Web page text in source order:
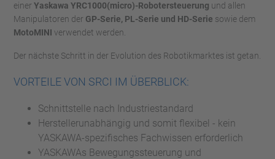
einer Yaskawa YRC1000(micro)-Robotersteuerung und allen
Manipulatoren der GP-Serie, PL-Serie und HD-Serie sowie dem
MotoMINI verwendet werden.
Der nächste Schritt in der Evolution des Robotikmarktes ist getan.
VORTEILE VON SRCI IM ÜBERBLICK:
Schnittstelle nach Industriestandard
Herstellerunabhängig und somit flexibel - kein
YASKAWA-spezifisches Fachwissen erforderlich
YASKAWAs Bewegungssteuerung und